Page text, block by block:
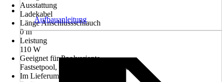
Ausstattung
Ladekabel
Länge Anschlussschlauch
0 m
Leistung
110 W
Geeignet für Poolvariante
Fastsetpool, Framepool, Stahlwandpool
Im Lieferumfang enthalten
Aufbauanleitung